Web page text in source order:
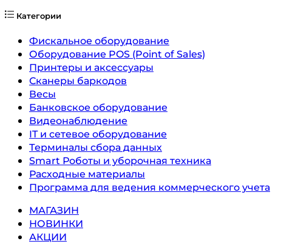
Категории
Фискальное оборудование
Оборудование POS (Point of Sales)
Принтеры и аксессуары
Сканеры баркодов
Весы
Банковское оборудование
Видеонаблюдение
IT и сетевое оборудование
Терминалы сбора данных
Smart Роботы и уборочная техника
Расходные материалы
Программа для ведения коммерческого учета
МАГАЗИН
НОВИНКИ
АКЦИИ